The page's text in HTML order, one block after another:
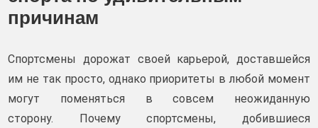
причинам
Спортсмены дорожат своей карьерой, доставшейся
им не так просто, однако приоритеты в любой момент
могут поменяться в совсем неожиданную
сторону. Почему спортсмены, добившиеся